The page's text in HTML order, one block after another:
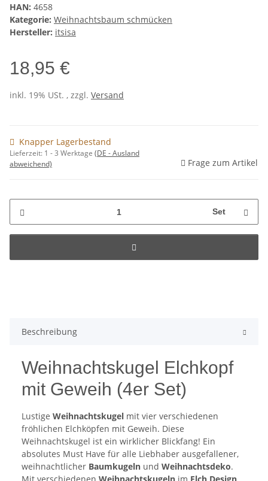
HAN: 4658
Kategorie: Weihnachtsbaum schmücken
Hersteller: itsisa
18,95 €
inkl. 19% USt. , zzgl. Versand
Knapper Lagerbestand
Lieferzeit: 1 - 3 Werktage (DE - Ausland
abweichend)
Frage zum Artikel
Set
Beschreibung
Weihnachtskugel Elchkopf
mit Geweih (4er Set)
Lustige Weihnachtskugel mit vier verschiedenen
fröhlichen Elchköpfen mit Geweih. Diese
Weihnachtskugel ist ein wirklicher Blickfang! Ein
absolutes Must Have für alle Liebhaber ausgefallener,
weihnachtlicher Baumkugeln und Weihnachtsdeko.